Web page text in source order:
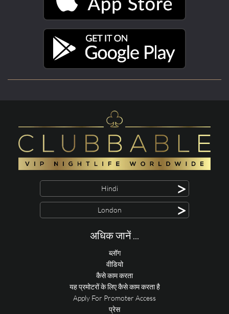
Hindi >
London >
अधिक जानें ...
ब्लॉग
वीडियो
कैसे काम करता
यह प्रमोटरों के लिए कैसे काम करता है
Apply For Promoter Access
प्रेस